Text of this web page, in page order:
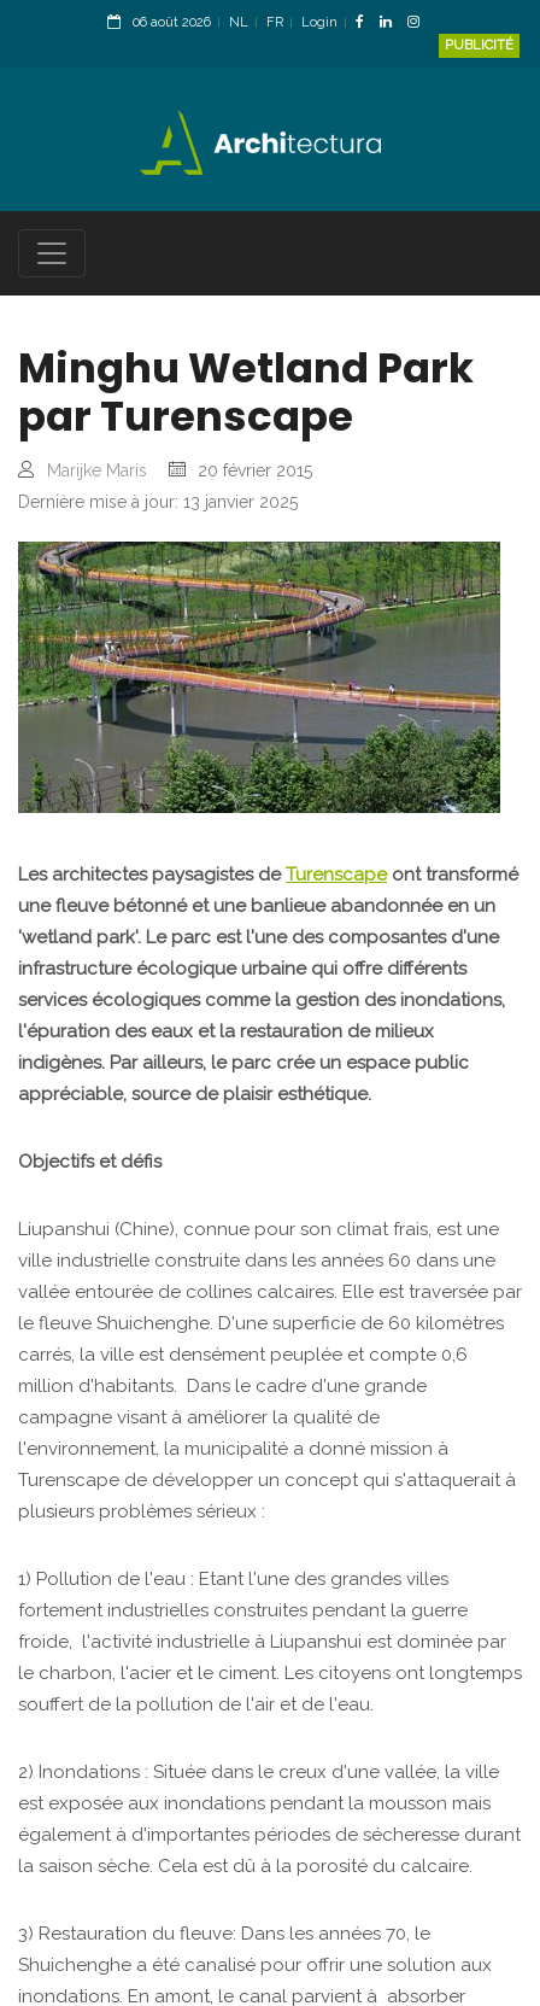
06 août 2026 NL FR
Login
PUBLICITÉ
Minghu Wetland Park
par Turenscape
Marijke Maris
20 février 2015
Dernière mise à jour: 13 janvier 2025
Les architectes paysagistes deTurenscapeont transformé
une fleuve bétonné et une banlieue abandonnée en un
'wetland park'. Le parc est l'une des composantes d'une
infrastructure écologique urbaine qui offre différents
services écologiques comme la gestion des inondations,
l'épuration des eaux et la restauration de milieux
indigènes. Par ailleurs, le parc crée un espace public
appréciable, source de plaisir esthétique.
Objectifs et défis
Liupanshui (Chine), connue pour son climat frais, est une
ville industrielle construite dans les années 60 dans une
vallée entourée de collines calcaires. Elle est traversée par
le fleuve Shuichenghe. D'une superficie de 60 kilomètres
carrés, la ville est densément peuplée et compte 0,6
million d'habitants. Dans le cadre d'une grande
campagne visant à améliorer la qualité de
l'environnement, la municipalité a donné mission à
Turenscape de développer un concept qui s'attaquerait à
plusieurs problèmes sérieux :
1) Pollution de l'eau : Etant l'une des grandes villes
fortement industrielles construites pendant la guerre
froide, l'activité industrielle à Liupanshui est dominée par
le charbon, l'acier et le ciment. Les citoyens ont longtemps
souffert de la pollution de l'air et de l'eau.
2) Inondations : Située dans le creux d'une vallée, la ville
est exposée aux inondations pendant la mousson mais
également à d'importantes périodes de sécheresse durant
la saison sèche. Cela est dû à la porosité du calcaire.
3) Restauration du fleuve: Dans les années 70, le
Shuichenghe a été canalisé pour offrir une solution aux
inondations. En amont, le canal parvient à absorber